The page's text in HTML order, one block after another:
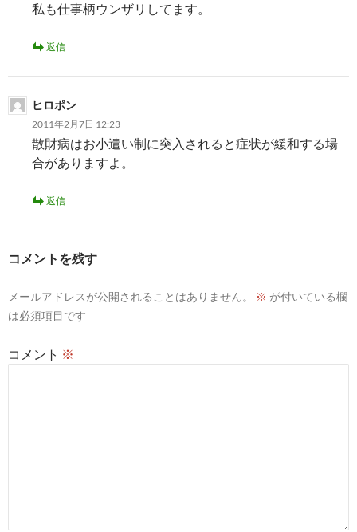
私も仕事柄ウンザリしてます。
返信
ヒロポン
2011年2月7日 12:23
散財病はお小遣い制に突入されると症状が緩和する場
合がありますよ。
返信
コメントを残す
メールアドレスが公開されることはありません。 ※ が付いている欄
は必須項目です
コメント ※